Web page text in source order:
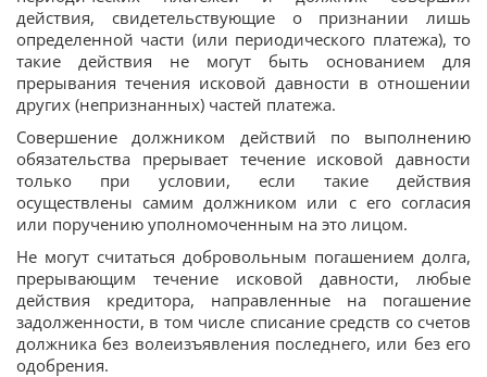
действия, свидетельствующие о признании лишь
определенной части (или периодического платежа), то
такие действия не могут быть основанием для
прерывания течения исковой давности в отношении
других (непризнанных) частей платежа.
Совершение должником действий по выполнению
обязательства прерывает течение исковой давности
только при условии, если такие действия
осуществлены самим должником или с его согласия
или поручению уполномоченным на это лицом.
Не могут считаться добровольным погашением долга,
прерывающим течение исковой давности, любые
действия кредитора, направленные на погашение
задолженности, в том числе списание средств со счетов
должника без волеизъявления последнего, или без его
одобрения.